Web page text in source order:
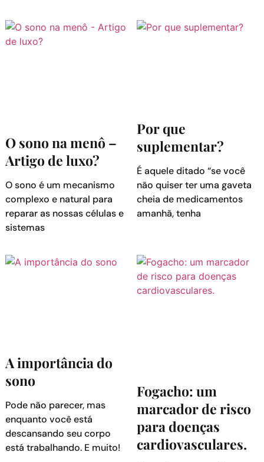
O sono na menô –
Artigo de luxo?
O sono é um mecanismo
complexo e natural para
reparar as nossas células e
sistemas
Por que
suplementar?
É aquele ditado “se você
não quiser ter uma gaveta
cheia de medicamentos
amanhã, tenha
A importância do
sono
Pode não parecer, mas
enquanto você está
descansando seu corpo
está trabalhando. E muito!
Fogacho: um
marcador de risco
para doenças
cardiovasculares.